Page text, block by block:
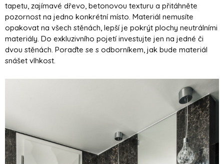
tapetu, zajímavé dřevo, betonovou texturu a přitáhněte
pozornost na jedno konkrétní místo. Materiál nemusíte
opakovat na všech stěnách, lepší je pokrýt plochy neutrálními
materiály. Do exkluzivního pojetí investujte jen na jedné či
dvou stěnách. Poraďte se s odborníkem, jak bude materiál
snášet vlhkost.